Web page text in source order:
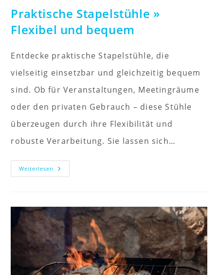
Praktische Stapelstühle »
Flexibel und bequem
Entdecke praktische Stapelstühle, die
vielseitig einsetzbar und gleichzeitig bequem
sind. Ob für Veranstaltungen, Meetingräume
oder den privaten Gebrauch – diese Stühle
überzeugen durch ihre Flexibilität und
robuste Verarbeitung. Sie lassen sich…
Weiterlesen Praktische
Stapelstühle